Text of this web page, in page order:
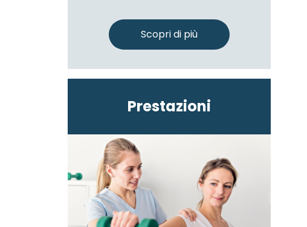
Scopri di più
Prestazioni